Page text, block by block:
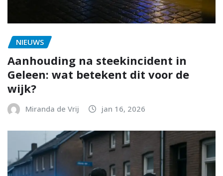
NIEUWS
Aanhouding na steekincident in
Geleen: wat betekent dit voor de
wijk?
Miranda de Vrij jan 16, 2026